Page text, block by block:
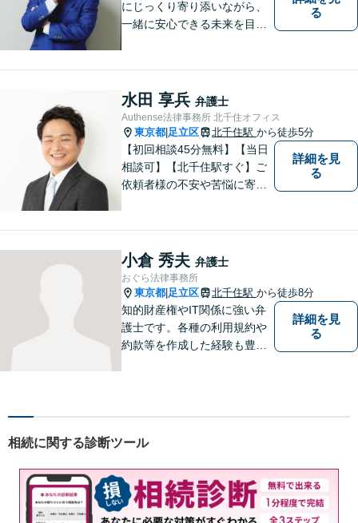
にじっくり寄り添いながら、
一緒に安心できる未来を目指
を目指しています。まずはお
気軽にご相談ください【丁寧
なヒアリング】【完全個室で
相談】
る
水田 享兵 弁護士
Authense法律事務所 北千住オフィス
東京都 足立区 北千住駅 から徒歩5分
【初回相談45分無料】【当日
相談可】【北千住駅すぐ】ご
依頼者様の不安や苦悩に寄り
題解決後の人生も見据えてサ
ポートします。
詳細を見
る
小倉 秀夫 弁護士
おぐら法律事務所
東京都 足立区 北千住駅 から徒歩8分
知的財産権やIT関係に強い弁
護士です。各種の利用規約や
約款等を作成した経験も豊富
ット上での誹謗中傷対策も得
詳細を見
る
相続に関する診断ツール